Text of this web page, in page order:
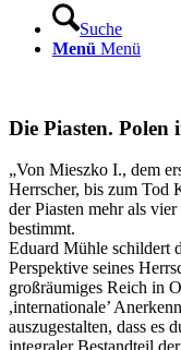
Suche
Menü Menü
Die Piasten.
„Von Mieszko I., dem
Herrscher, bis zum Tod
der Piasten mehr als
bestimmt.
Eduard Mühle schildert
Perspektive seines
großräumiges Reich in
,internationale’
auszugestalten, dass es